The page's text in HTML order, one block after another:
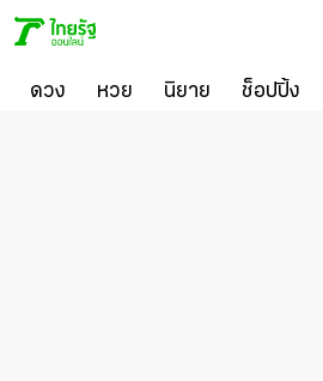
ดวง หวย นิยาย ช็อปปิ้ง